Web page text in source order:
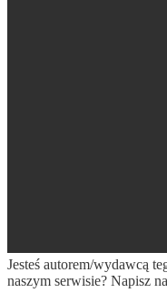
Jesteś autorem/wydawcą
naszym serwisie? Napisz